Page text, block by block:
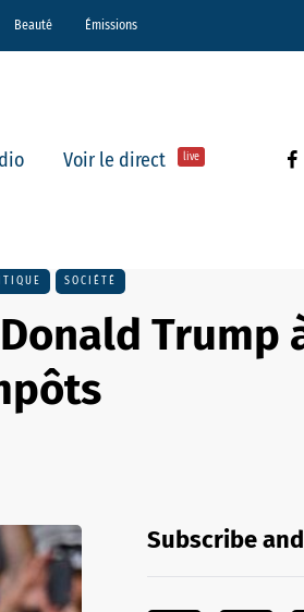
Beauté Émissions
Voir le direct live
SOCIÉTÉ
Trump
Subscribe